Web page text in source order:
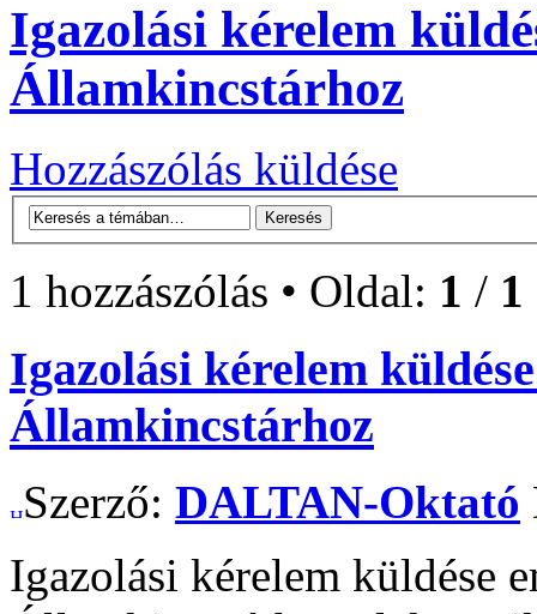
Igazolási kérelem
Államkincstárhoz
Hozzászólás küldése
1 hozzászólás • Oldal: 1 / 1
Igazolási kérelem
Államkincstárhoz
Szerző: DALTAN-Oktató
Igazolási kérelem küldése